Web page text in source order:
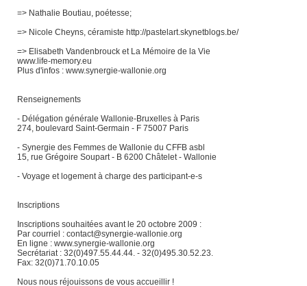
=> Nathalie Boutiau, poétesse;
=> Nicole Cheyns, céramiste http://pastelart.skynetblogs.be/
=> Elisabeth Vandenbrouck et La Mémoire de la Vie
www.life-memory.eu
Plus d'infos : www.synergie-wallonie.org
Renseignements
- Délégation générale Wallonie-Bruxelles à Paris
274, boulevard Saint-Germain - F 75007 Paris
- Synergie des Femmes de Wallonie du CFFB asbl
15, rue Grégoire Soupart - B 6200 Châtelet - Wallonie
- Voyage et logement à charge des participant-e-s
Inscriptions
Inscriptions souhaitées avant le 20 octobre 2009 :
Par courriel : contact@synergie-wallonie.org
En ligne : www.synergie-wallonie.org
Secrétariat : 32(0)497.55.44.44. - 32(0)495.30.52.23.
Fax: 32(0)71.70.10.05
Nous nous réjouissons de vous accueillir !